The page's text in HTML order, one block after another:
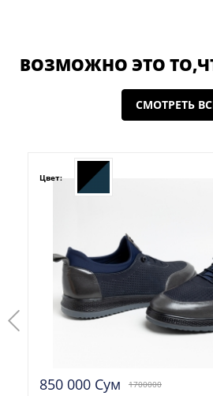
ВОЗМОЖНО ЭТО
СМОТРЕТЬ
Цвет:
850 000 Сум 1700000